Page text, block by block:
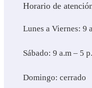
Horario de
Lunes a Viernes: 9
Sábado: 9 a.m – 5
Domingo: cerrado